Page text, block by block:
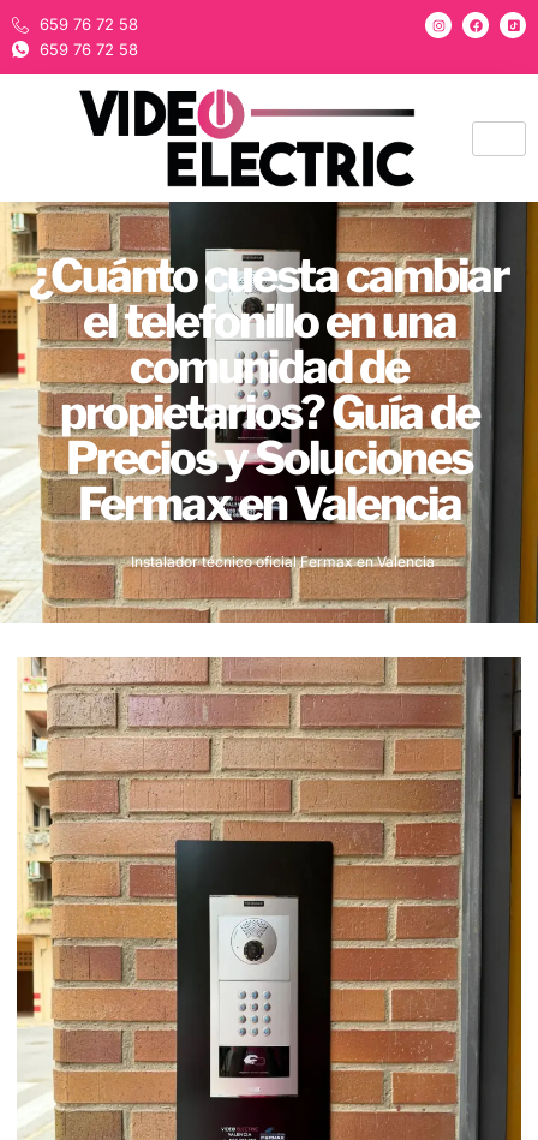
659 76 72 58
659 76 72 58
¿Cuánto cuesta cambiar
el telefonillo en una
comunidad de
propietarios? Guía de
Precios y Soluciones
Fermax en Valencia
Instalador técnico oficial Fermax en Valencia